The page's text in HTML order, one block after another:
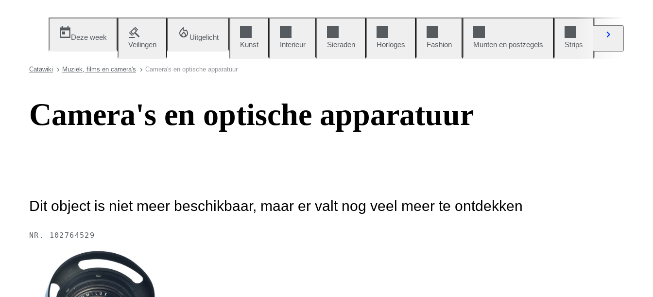
Deze week
Veilingen
Uitgelicht
Kunst
Interieur Sieraden Horloges Fashion Munten en postzegels Strips
Catawiki Muziek, films en camera's Camera's en optische apparatuur
Camera's en optische apparatuur
Dit object is niet meer beschikbaar, maar er valt nog veel meer te ontdekken
NR. 102764529